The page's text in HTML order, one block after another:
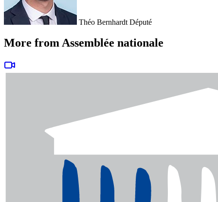
Théo Bernhardt Député
More from Assemblée nationale